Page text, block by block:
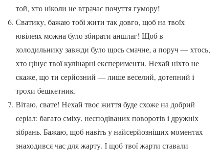
той, хто ніколи не втрачає почуття гумору!
Сватику, бажаю тобі жити так довго, щоб на твоїх
ювілеях можна було збирати аншлаг! Щоб в
холодильнику завжди було щось смачне, а поруч — хтось,
хто цінує твої кулінарні експерименти. Нехай ніхто не
скаже, що ти серйозний — лише веселий, дотепний і
трохи бешкетник.
Вітаю, свате! Нехай твоє життя буде схоже на добрий
серіал: багато сміху, несподіваних поворотів і дружніх
зібрань. Бажаю, щоб навіть у найсерйозніших моментах
знаходився час для жарту. І щоб твої жарти ставали